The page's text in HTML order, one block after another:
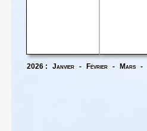
2026 : Janvier - Février - Mars -